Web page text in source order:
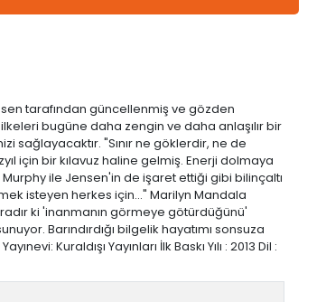
tarafından güncellenmiş ve gözden
bugüne daha zengin ve daha anlaşılır bir
sağlayacaktır. "Sınır ne göklerdir, ne de
için bir kılavuz haline gelmiş. Enerji dolmaya
Murphy ile Jensen'in de işaret ettiği gibi bilinçaltı
isteyen herkes için..." Marilyn Mandala
ki 'inanmanın görmeye götürdüğünü'
Barındırdığı bilgelik hayatımı sonsuza
Kuraldışı Yayınları İlk Baskı Yılı : 2013 Dil :